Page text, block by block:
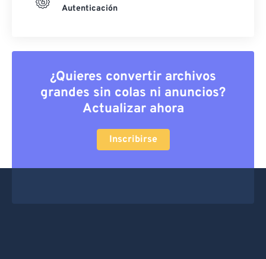
Autenticación
¿Quieres convertir archivos
grandes sin colas ni anuncios?
Actualizar ahora
Inscribirse